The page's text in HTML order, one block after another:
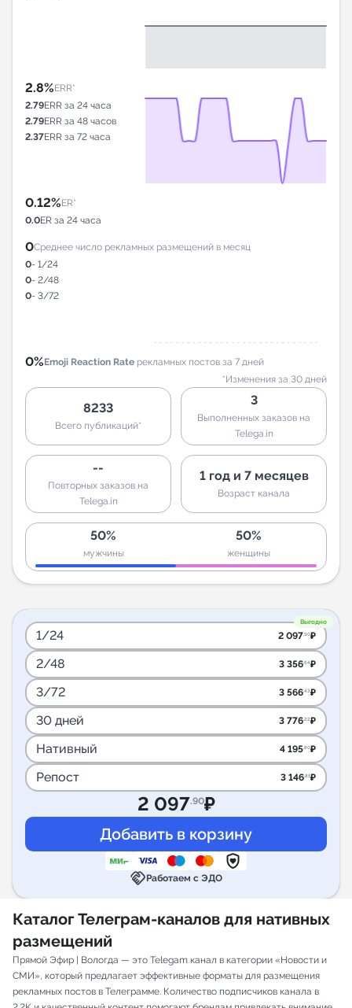
2.8%ERR*
2.79ERR за 24 часа
2.79ERR за 48 часов
2.37ERR за 72 часа
0.12%ER*
0.0ER за 24 часа
0Среднее число рекламных размещений в месяц
0- 1/24
0- 2/48
0- 3/72
0%Emoji Reaction Rate рекламных постов за 7 дней
*Изменения за 30 дней
8233
Всего публикаций*
3
Выполненных заказов на
Telega.in
--
Повторных заказов на
Telega.in
1 год и 7 месяцев
Возраст канала
50%
мужчины
50%
женщины
Выгодно
1/24 2 097.90₽
2/48 3 356.64₽
3/72 3 566.43₽
30 дней 3 776.22₽
Нативный 4 195.80₽
Репост 3 146.85₽
2 097.90₽
handshakeРаботаем с ЭДО
Каталог Телеграм-каналов для нативных
размещений
Прямой Эфир | Вологда — это Telegam канал в категории «Новости и
СМИ», который предлагает эффективные форматы для размещения
рекламных постов в Телеграмме. Количество подписчиков канала в